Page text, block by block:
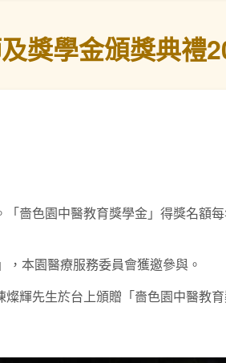
獎學金頒獎典禮
嗇色園中醫教育獎學金」得獎名額
本園醫療服務委員會獲邀參與。
輝先生於台上頒贈「嗇色園中醫教育